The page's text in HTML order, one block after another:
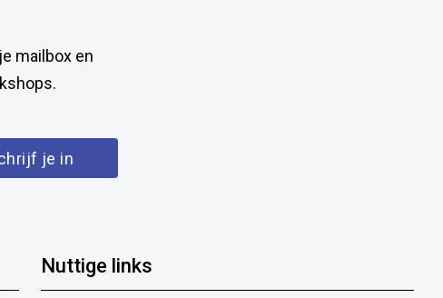
mailbox en
Nuttige links